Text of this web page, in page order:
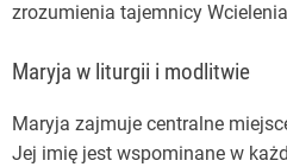
zrozumienia tajemnicy
Maryja w liturgii i modlitwie
Maryja zajmuje centralne
Jej imię jest wspominane w